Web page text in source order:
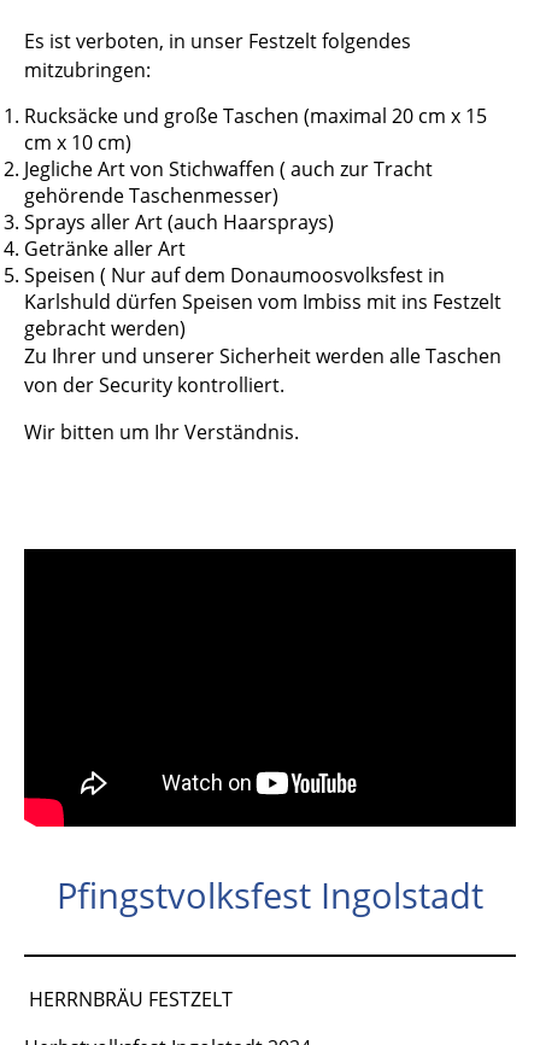
Es ist verboten, in unser Festzelt folgendes
mitzubringen:
Rucksäcke und große Taschen (maximal 20 cm x 15
cm x 10 cm)
Jegliche Art von Stichwaffen ( auch zur Tracht
gehörende Taschenmesser)
Sprays aller Art (auch Haarsprays)
Getränke aller Art
Speisen ( Nur auf dem Donaumoosvolksfest in
Karlshuld dürfen Speisen vom Imbiss mit ins Festzelt
gebracht werden)
Zu Ihrer und unserer Sicherheit werden alle Taschen
von der Security kontrolliert.
Wir bitten um Ihr Verständnis.
Pfingstvolksfest Ingolstadt
HERRNBRÄU FESTZELT